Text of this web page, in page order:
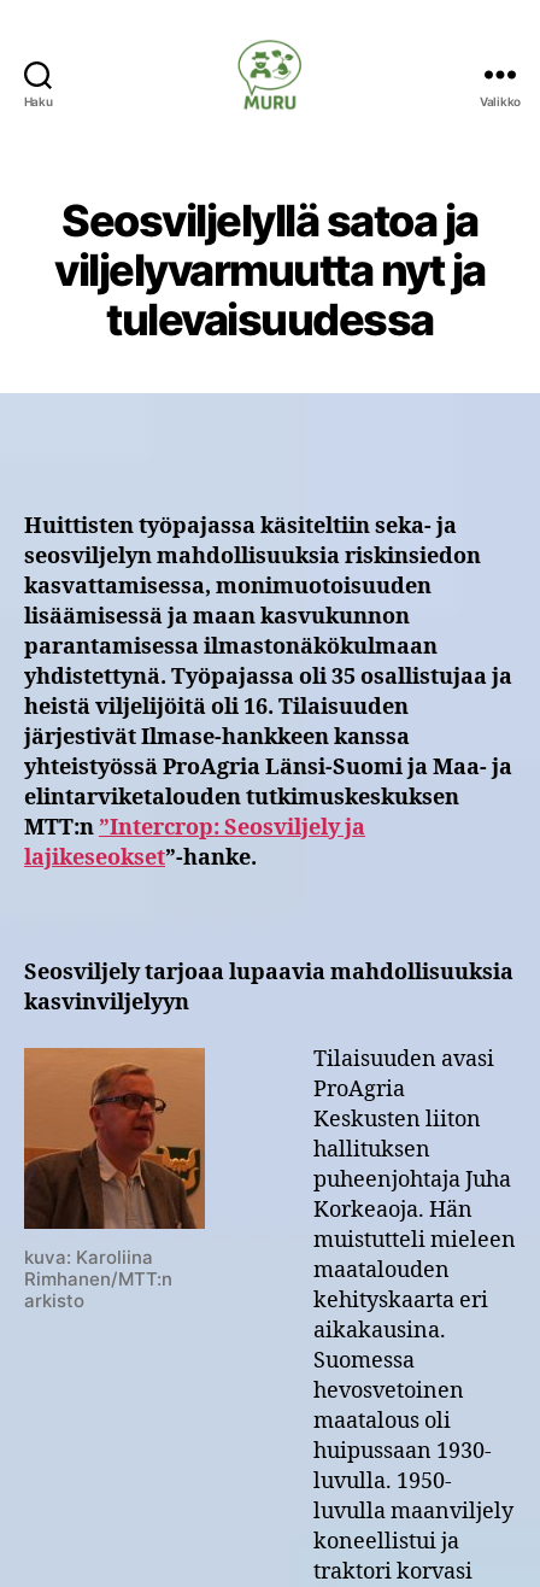
Haku Valikko
Seosviljelyllä satoa ja
viljelyvarmuutta nyt ja
tulevaisuudessa
Huittisten työpajassa käsiteltiin seka- ja
seosviljelyn mahdollisuuksia riskinsiedon
kasvattamisessa, monimuotoisuuden
lisäämisessä ja maan kasvukunnon
parantamisessa ilmastonäkökulmaan
yhdistettynä. Työpajassa oli 35 osallistujaa ja
heistä viljelijöitä oli 16. Tilaisuuden
järjestivät Ilmase-hankkeen kanssa
yhteistyössä ProAgria Länsi-Suomi ja Maa- ja
elintarviketalouden tutkimuskeskuksen
MTT:n ”Intercrop: Seosviljely ja
lajikeseokset”-hanke.
Seosviljely tarjoaa lupaavia mahdollisuuksia
kasvinviljelyyn
kuva: Karoliina
Rimhanen/MTT:n
arkisto
Tilaisuuden avasi
ProAgria
Keskusten liiton
hallituksen
puheenjohtaja Juha
Korkeaoja. Hän
muistutteli mieleen
maatalouden
kehityskaarta eri
aikakausina.
Suomessa
hevosvetoinen
maatalous oli
huipussaan 1930-
luvulla. 1950-
luvulla maanviljely
koneellistui ja
traktori korvasi